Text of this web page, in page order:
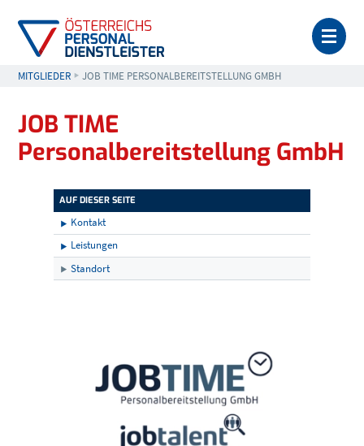
MITGLIEDER AKTUELL: JOB TIME PERSONALBEREITSTELLUNG GMBH
JOB TIME PERSONALBEREITSTELLUNG GMBH
JOB TIME
Personalbereitstellung GmbH
AUF DIESER SEITE
Kontakt
Leistungen
Standort